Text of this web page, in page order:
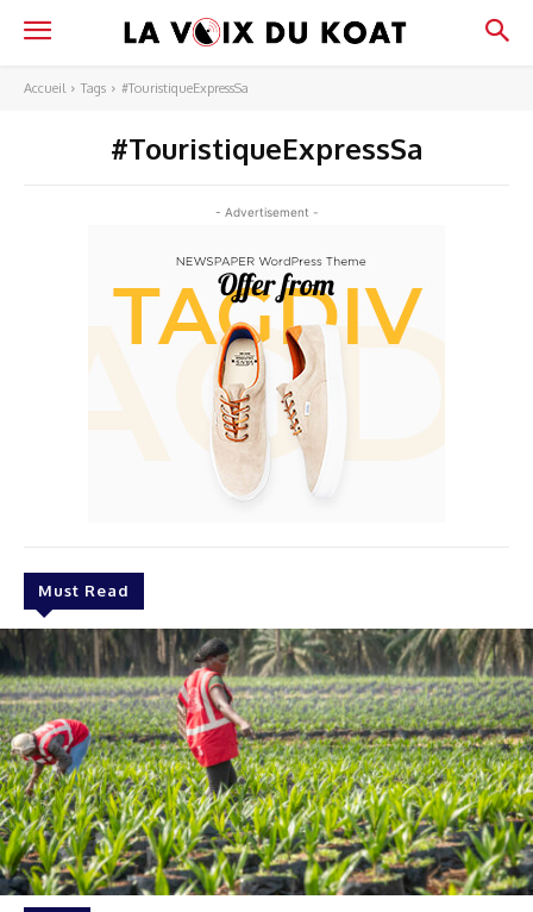
Accueil Tags #TouristiqueExpressSa
#TouristiqueExpressSa
- Advertisement -
Must Read